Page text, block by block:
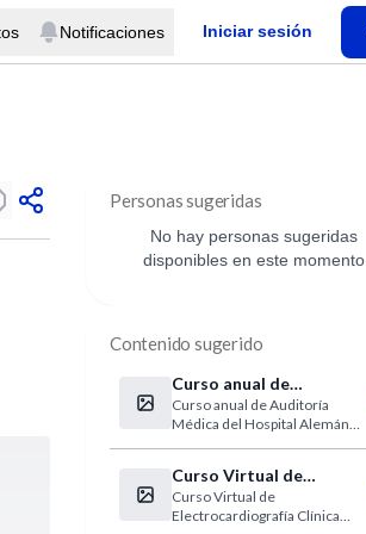
Notificaciones Iniciar sesión
Personas sugeridas
No hay personas sugeridas
disponibles en este momento
Contenido sugerido
Curso anual de
Auditoría Médica del
Hospital Alemán 2012
Curso anual de Auditoría
Médica del Hospital Alemán
Curso Virtual de
Electrocardiografía
Clínica IntraMed
Curso Virtual de
Electrocardiografía Clínica